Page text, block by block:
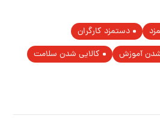
دستمزد کارگران
شدن آموزش کالایی شدن سلامت